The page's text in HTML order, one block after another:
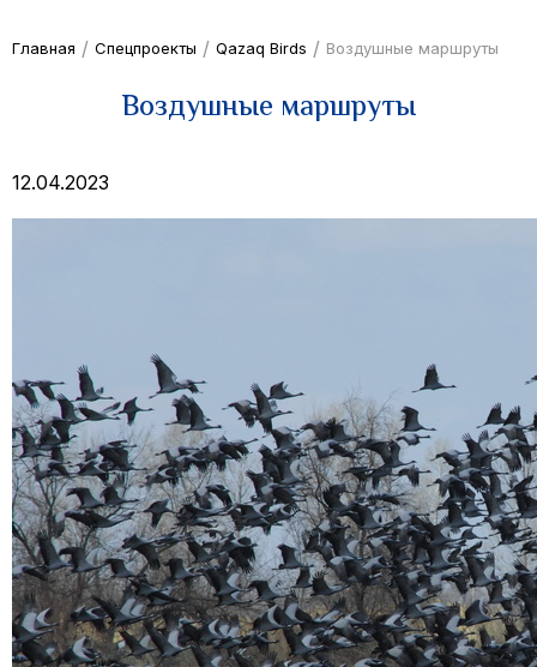
Главная / Спецпроекты / Qazaq Birds / Воздушные маршруты
Воздушные маршруты
12.04.2023